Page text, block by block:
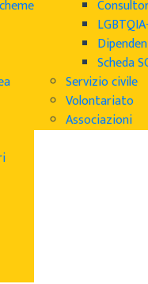
Scheda
Servizio civile
Volontariato
Associazioni